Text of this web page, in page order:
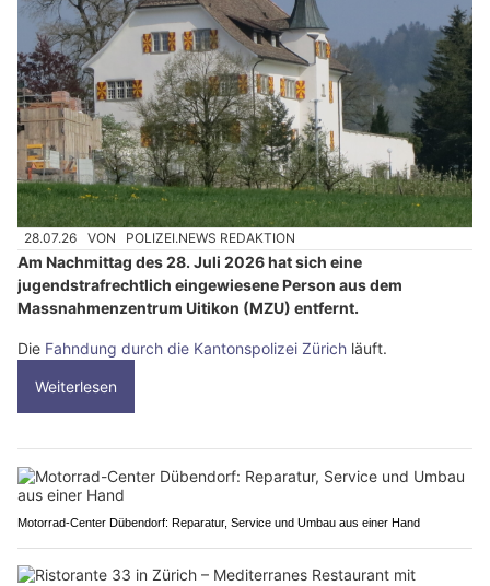
28.07.26 VON POLIZEI.NEWS REDAKTION
Am Nachmittag des 28. Juli 2026 hat sich eine
jugendstrafrechtlich eingewiesene Person aus dem
Massnahmenzentrum Uitikon (MZU) entfernt.
Die Fahndung durch die Kantonspolizei Zürich läuft.
Weiterlesen
Motorrad-Center Dübendorf: Reparatur, Service und Umbau aus einer Hand